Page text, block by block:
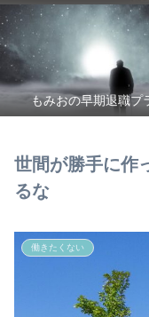
もみおの早期退職プ
世間が勝手に作
るな
働きたくない